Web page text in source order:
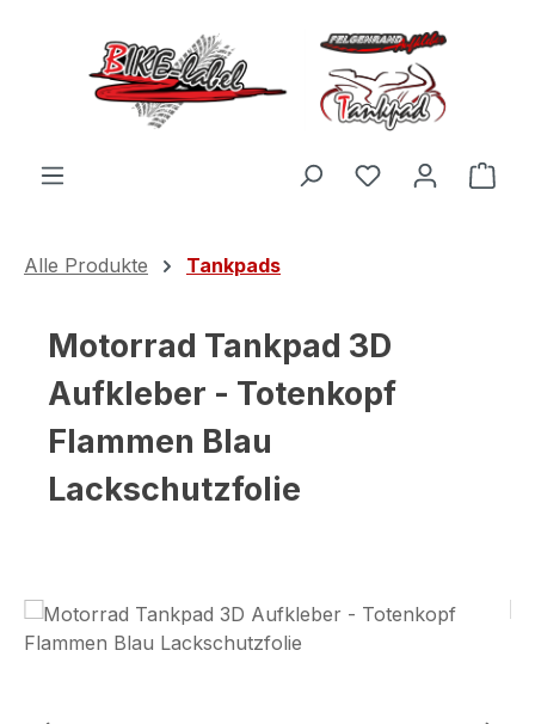
Zum Hauptinhalt springen
Du hast 0
Alle Produkte Tankpads
Motorrad Tankpad 3D
Aufkleber - Totenkopf
Flammen Blau
Lackschutzfolie
Bildergalerie überspringen